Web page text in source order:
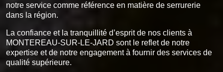
notre service comme référence en matière de serrurerie
dans la région.
La confiance et la tranquillité d’esprit de nos clients à
MONTEREAU-SUR-LE-JARD sont le reflet de notre
expertise et de notre engagement à fournir des services de
qualité supérieure.